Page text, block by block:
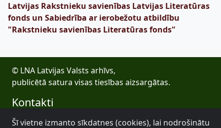
Latvijas Rakstnieku savienības Latvijas Literatūras
fonds un Sabiedrība ar ierobežotu atbildību
"Rakstnieku savienības Literatūras fonds"
© LNA Latvijas Valsts arhīvs,
publicētā satura visas tiesības aizsargātas.
Kontakti
E-pasts: lva@arhivi.gov.lv
Šī vietne izmanto sīkdatnes (cookies), lai nodrošinātu